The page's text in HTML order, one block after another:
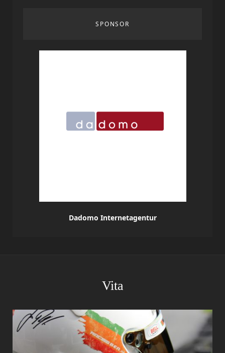
SPONSOR
Dadomo Internetagentur
Vita